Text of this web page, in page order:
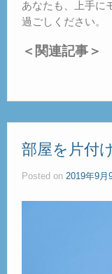
あなたも、上手に
過ごしください。
＜関連記事＞
部屋を片付
Posted on 2019年9月